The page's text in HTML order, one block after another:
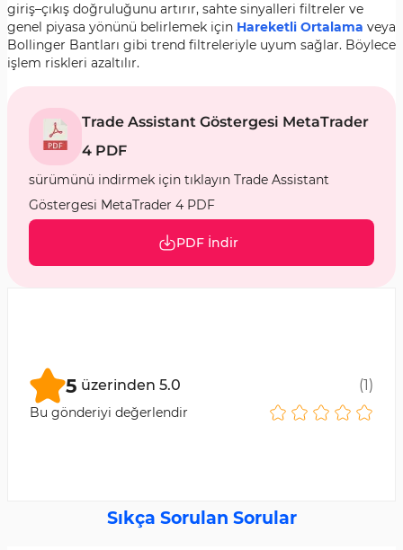
giriş–çıkış doğruluğunu artırır, sahte sinyalleri filtreler ve
genel piyasa yönünü belirlemek için Hareketli Ortalama veya
Bollinger Bantları gibi trend filtreleriyle uyum sağlar. Böylece
işlem riskleri azaltılır.
Trade Assistant Göstergesi MetaTrader
4 PDF
sürümünü indirmek için tıklayın Trade Assistant
Göstergesi MetaTrader 4 PDF
PDF İndir
5 üzerinden 5.0 (1)
Bu gönderiyi değerlendir
Sıkça Sorulan Sorular